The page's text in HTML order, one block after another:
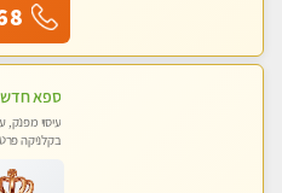
עיסוי מפנק,
בקלניקה